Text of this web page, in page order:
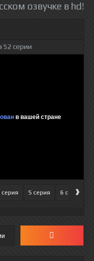
озвучке в hd!
52 серии
серия 5 серия 6 серия
›